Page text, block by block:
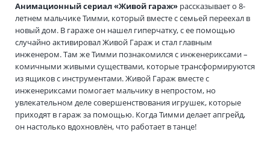
Анимационный сериал «Живой гараж» рассказывает о 8-
летнем мальчике Тимми, который вместе с семьей переехал в
новый дом. В гараже он нашел гиперчатку, с ее помощью
случайно активировал Живой Гараж и стал главным
инженером. Там же Тимми познакомился с инженериксами –
комичными живыми существами, которые трансформируются
из ящиков с инструментами. Живой Гараж вместе с
инженериксами помогает мальчику в непростом, но
увлекательном деле совершенствования игрушек, которые
приходят в гараж за помощью. Когда Тимми делает апгрейд,
он настолько вдохновлён, что работает в танце!